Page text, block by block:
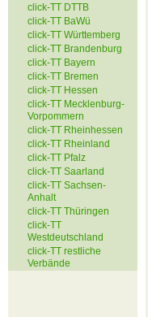
click-TT DTTB
click-TT BaWü
click-TT Württemberg
click-TT Brandenburg
click-TT Bayern
click-TT Bremen
click-TT Hessen
click-TT Mecklenburg-
Vorpommern
click-TT Rheinhessen
click-TT Rheinland
click-TT Pfalz
click-TT Saarland
click-TT Sachsen-
Anhalt
click-TT Thüringen
click-TT
Westdeutschland
click-TT restliche
Verbände